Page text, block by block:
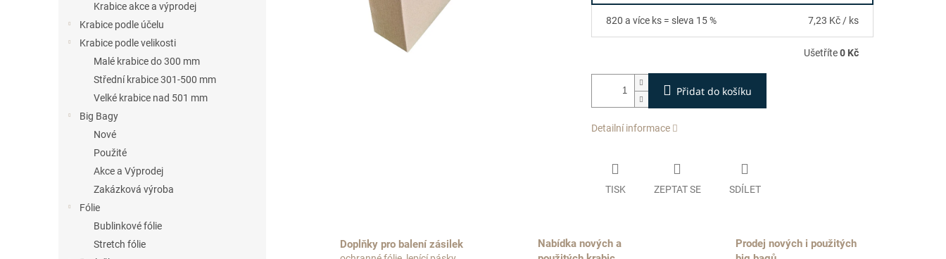
Krabice akce a výprodej
Krabice podle účelu
Krabice podle velikosti
Malé krabice do 300 mm
Střední krabice 301-500 mm
Velké krabice nad 501 mm
Big Bagy
Nové
Použité
Akce a Výprodej
Zakázková výroba
Fólie
Bublinkové fólie
Stretch fólie
820 a více ks = sleva 15 % 7,23 Kč / ks
Ušetříte0 Kč
Přidat do košíku
Detailní informace
TISK ZEPTAT SE SDÍLET
Doplňky pro balení zásilek
Nabídka nových a
Prodej nových i použitých